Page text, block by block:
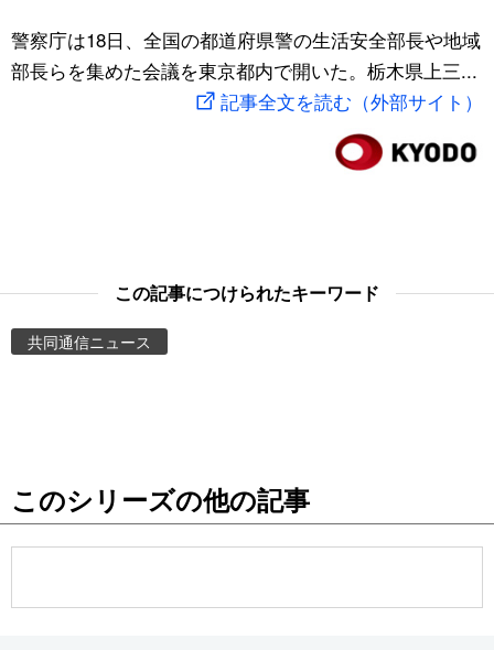
文化
動画/Live
お知らせ
スポーツ・東京2020
警察庁は18日、全国の都道府県警の生活安全部長や地域
部長らを集めた会議を東京都内で開いた。栃木県上三...
記事全文を読む（外部サイト）
この記事につけられたキーワード
共同通信ニュース
このシリーズの他の記事